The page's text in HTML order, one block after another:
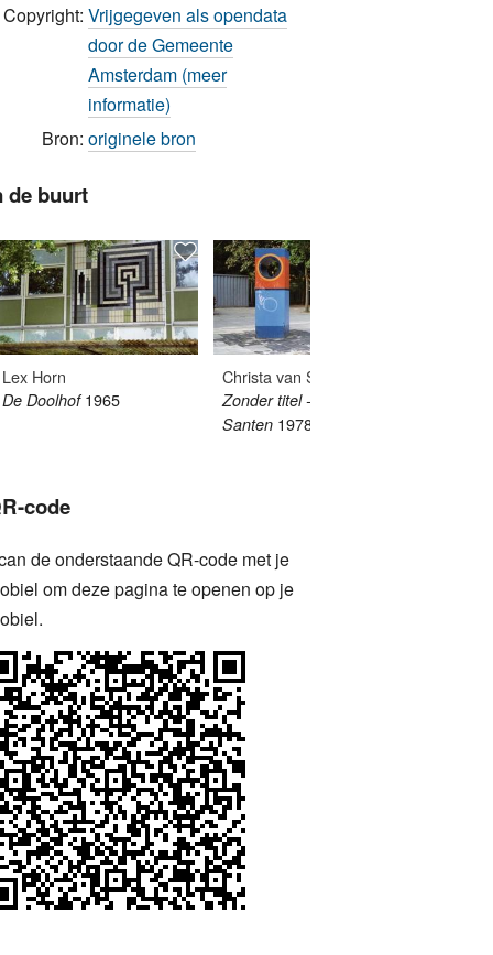
Copyright: Vrijgegeven als opendata
door de Gemeente
Amsterdam (meer
informatie)
Bron: originele bron
de buurt
Lex Horn
De Doolhof 1965
Christa van Santen
Zonder titel - Christa van
Santen 1978
code
de onderstaande QR-code met je
om deze pagina te openen op je